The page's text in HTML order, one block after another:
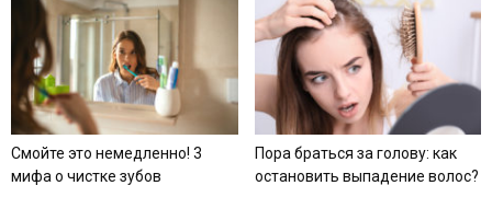
Смойте это немедленно! 3
мифа о чистке зубов
Пора браться за голову: как
остановить выпадение волос?